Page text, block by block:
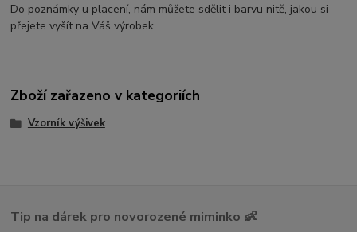
Do poznámky u placení, nám můžete sdělit i barvu nitě, jakou si
přejete vyšít na Váš výrobek.
Zboží zařazeno v kategoriích
Vzorník výšivek
Tip na dárek pro novorozené miminko 👶